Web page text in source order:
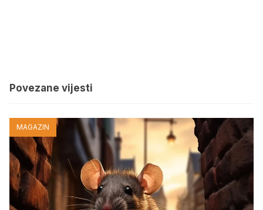
Povezane vijesti
MAGAZIN